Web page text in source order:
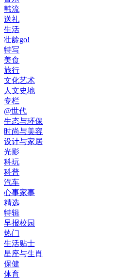
韩流
送礼
生活
壮龄go!
特写
美食
旅行
文化艺术
人文史地
专栏
@世代
生态与环保
时尚与美容
设计与家居
光影
科玩
科普
汽车
心事家事
精选
特辑
早报校园
热门
生活贴士
星座与生肖
保健
体育